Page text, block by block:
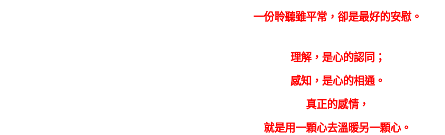
一份聆聽雖平常，卻是最好的安慰。
理解，是心的認同；
感知，是心的相通。
真正的感情，
就是用一顆心去溫暖另一顆心。